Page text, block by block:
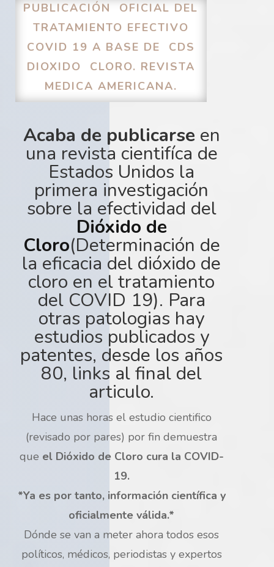
PUBLICACIÓN OFICIAL DEL
TRATAMIENTO EFECTIVO
COVID 19 A BASE DE CDS
DIOXIDO CLORO. REVISTA
MEDICA AMERICANA.
Acaba de publicarse en
una revista cientifíca de
Estados Unidos la
primera investigación
sobre la efectividad del
Dióxido de
Cloro(Determinación de
la eficacia del dióxido de
cloro en el tratamiento
del COVID 19). Para
otras patologias hay
estudios publicados y
patentes, desde los años
80, links al final del
articulo.
Hace unas horas el estudio cientifico
(revisado por pares) por fin demuestra
que el Dióxido de Cloro cura la COVID-
19.
*Ya es por tanto, información científica y
oficialmente válida.*
Dónde se van a meter ahora todos esos
políticos, médicos, periodistas y expertos